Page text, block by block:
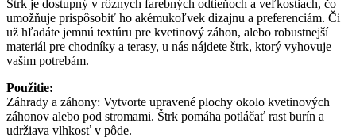
Štrk je dostupný v rôznych farebných odtieňoch a veľkostiach, čo
umožňuje prispôsobiť ho akémukoľvek dizajnu a preferenciám. Či
už hľadáte jemnú textúru pre kvetinový záhon, alebo robustnejší
materiál pre chodníky a terasy, u nás nájdete štrk, ktorý vyhovuje
vašim potrebám.
Použitie:
Záhrady a záhony: Vytvorte upravené plochy okolo kvetinových
záhonov alebo pod stromami. Štrk pomáha potláčať rast burín a
udržiava vlhkosť v pôde.